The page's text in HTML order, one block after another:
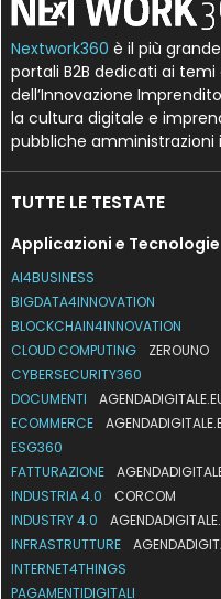
Nextwork360 è il più
portali B2B dedicati ai
dell’Innovazione
la cultura digitale e
pubbliche amministrazioni
TUTTE LE TESTATE
Applicazioni e Tecnologie
AI4BUSINESS
BIGDATA4INNOVATION
BLOCKCHAIN4INNOVATION
CLOUD COMPUTING
ZEROUNO
CYBERSECURITY360
DOCUMENTI
ECOMMERCE
ESG360
FATTURAZIONE
INDUSTRIA 4.0
CORCOM
INDUSTRY 4.0
INFRASTRUTTURE
INTERNET4THINGS
PAGAMENTIDIGITALI